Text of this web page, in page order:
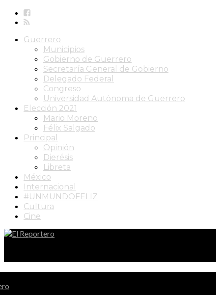
Guerrero
Municipios
Gobierno de Guerrero
Secretaría General de Gobierno
Delegado Federal
Congreso
Universidad Autónoma de Guerrero
Elección 2021
Mario Moreno
Félix Salgado
Principal
Opinión
Dierésis
Libreta
México
Internacional
#UNMUNDOFELIZ
Cultura
Cine